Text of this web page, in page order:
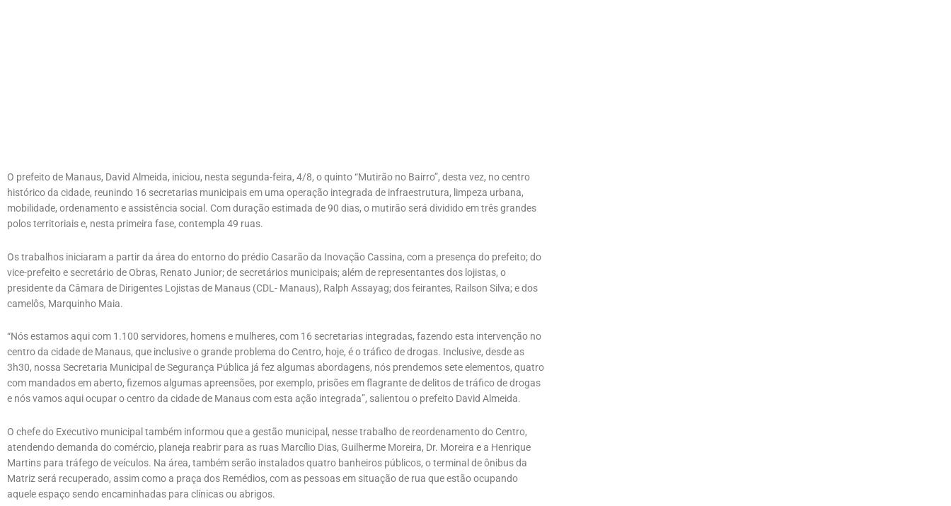
O prefeito de Manaus, David Almeida, iniciou, nesta segunda-feira, 4/8, o quinto “Mutirão no Bairro”, desta vez, no centro
histórico da cidade, reunindo 16 secretarias municipais em uma operação integrada de infraestrutura, limpeza urbana,
mobilidade, ordenamento e assistência social. Com duração estimada de 90 dias, o mutirão será dividido em três grandes
polos territoriais e, nesta primeira fase, contempla 49 ruas.
Os trabalhos iniciaram a partir da área do entorno do prédio Casarão da Inovação Cassina, com a presença do prefeito; do
vice-prefeito e secretário de Obras, Renato Junior; de secretários municipais; além de representantes dos lojistas, o
presidente da Câmara de Dirigentes Lojistas de Manaus (CDL- Manaus), Ralph Assayag; dos feirantes, Railson Silva; e dos
camelôs, Marquinho Maia.
“Nós estamos aqui com 1.100 servidores, homens e mulheres, com 16 secretarias integradas, fazendo esta intervenção no
centro da cidade de Manaus, que inclusive o grande problema do Centro, hoje, é o tráfico de drogas. Inclusive, desde as
3h30, nossa Secretaria Municipal de Segurança Pública já fez algumas abordagens, nós prendemos sete elementos, quatro
com mandados em aberto, fizemos algumas apreensões, por exemplo, prisões em flagrante de delitos de tráfico de drogas
e nós vamos aqui ocupar o centro da cidade de Manaus com esta ação integrada”, salientou o prefeito David Almeida.
O chefe do Executivo municipal também informou que a gestão municipal, nesse trabalho de reordenamento do Centro,
atendendo demanda do comércio, planeja reabrir para as ruas Marcílio Dias, Guilherme Moreira, Dr. Moreira e a Henrique
Martins para tráfego de veículos. Na área, também serão instalados quatro banheiros públicos, o terminal de ônibus da
Matriz será recuperado, assim como a praça dos Remédios, com as pessoas em situação de rua que estão ocupando
aquele espaço sendo encaminhadas para clínicas ou abrigos.